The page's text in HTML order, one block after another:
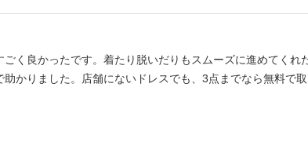
く良かったです。着たり脱いだりもスムーズに進めてくれ
かりました。店舗にないドレスでも、3点までなら無料で